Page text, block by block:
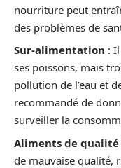
nourriture peut
des problèmes de
Sur-alimentation :
ses poissons, mais
pollution de l’eau et
recommandé de
surveiller la
Aliments de
de mauvaise qualité,